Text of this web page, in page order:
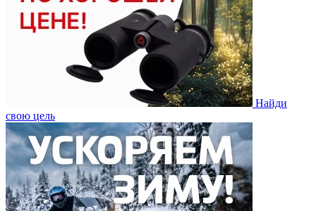
Найди
свою цель